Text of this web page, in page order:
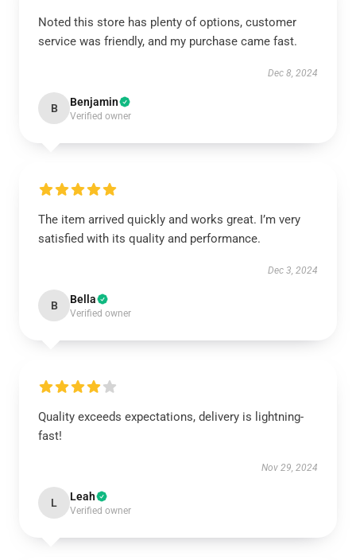
Noted this store has plenty of options, customer
service was friendly, and my purchase came fast.
Dec 8, 2024
B Benjamin
Verified owner
The item arrived quickly and works great. I’m very
satisfied with its quality and performance.
Dec 3, 2024
B Bella
Verified owner
Quality exceeds expectations, delivery is lightning-
fast!
Nov 29, 2024
L Leah
Verified owner